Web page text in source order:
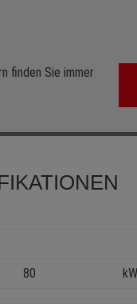
finden Sie immer
80 kW